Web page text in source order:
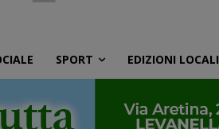
SPORT EDIZIONI LOCALI